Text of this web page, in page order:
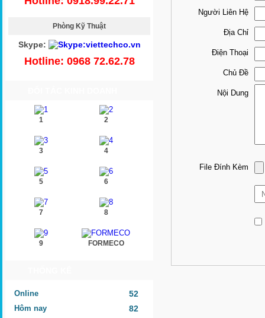
Phòng Kỹ Thuật
Skype:
Hotline: 0968 72.62.78
1 2
3 4
5 6
7 8
9 FORMECO
Online 52
Hôm nay 82
Người Liên Hệ
Địa Chỉ
Điện Thoại
Chủ Đề
Nội Dung
File Đính Kèm